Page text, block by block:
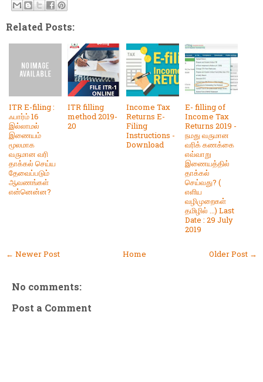
Related Posts:
ITR E-filing :
ஃபார்ம் 16
இல்லாமல்
இணையம்
மூலமாக
வருமான வரி
தாக்கல் செய்ய
தேவைப்படும்
ஆவணங்கள்
என்னென்ன?
ITR filling
method 2019-
20
Income Tax
Returns E-
Filing
Instructions -
Download
E- filling of
Income Tax
Returns 2019 -
நமது வருமான
வரிக் கணக்கை
எவ்வாறு
இணையத்தில்
தாக்கல்
செய்வது? (
எளிய
வழிமுறைகள்
தமிழில் ...) Last
Date : 29 July
2019
← Newer Post Older Post →
Home
No comments:
Post a Comment